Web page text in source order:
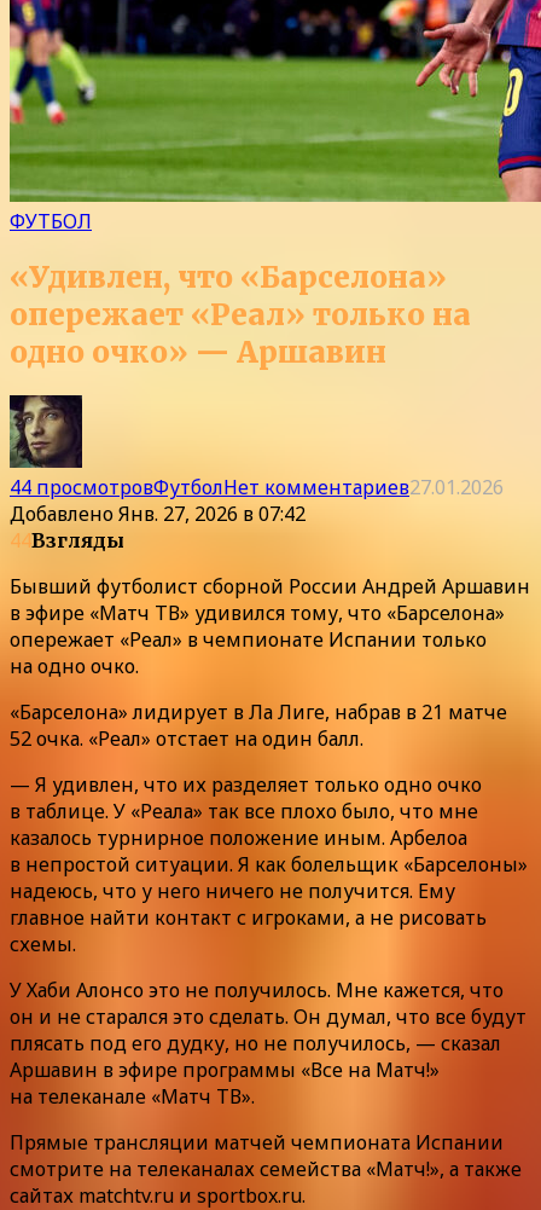
ФУТБОЛ
«Удивлен, что «Барселона»
опережает «Реал» только на
одно очко» — Аршавин
44 просмотровФутболНет комментариев27.01.2026
ДобавленоЯнв. 27, 2026 в 07:42
44Взгляды
Бывший футболист сборной России Андрей Аршавин
в эфире «Матч ТВ» удивился тому, что «Барселона»
опережает «Реал» в чемпионате Испании только
на одно очко.
«Барселона» лидирует в Ла Лиге, набрав в 21 матче
52 очка. «Реал» отстает на один балл.
— Я удивлен, что их разделяет только одно очко
в таблице. У «Реала» так все плохо было, что мне
казалось турнирное положение иным. Арбелоа
в непростой ситуации. Я как болельщик «Барселоны»
надеюсь, что у него ничего не получится. Ему
главное найти контакт с игроками, а не рисовать
схемы.
У Хаби Алонсо это не получилось. Мне кажется, что
он и не старался это сделать. Он думал, что все будут
плясать под его дудку, но не получилось, — сказал
Аршавин в эфире программы «Все на Матч!»
на телеканале «Матч ТВ».
Прямые трансляции матчей чемпионата Испании
смотрите на телеканалах семейства «Матч!», а также
сайтах matchtv.ru и sportbox.ru.